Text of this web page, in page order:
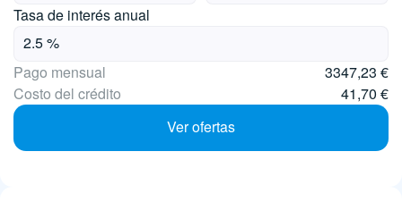
Tasa de interés anual
Pago mensual
3347,23 €
Costo del crédito
41,70 €
Ver ofertas